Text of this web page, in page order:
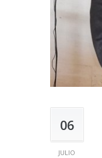
06
JULIO